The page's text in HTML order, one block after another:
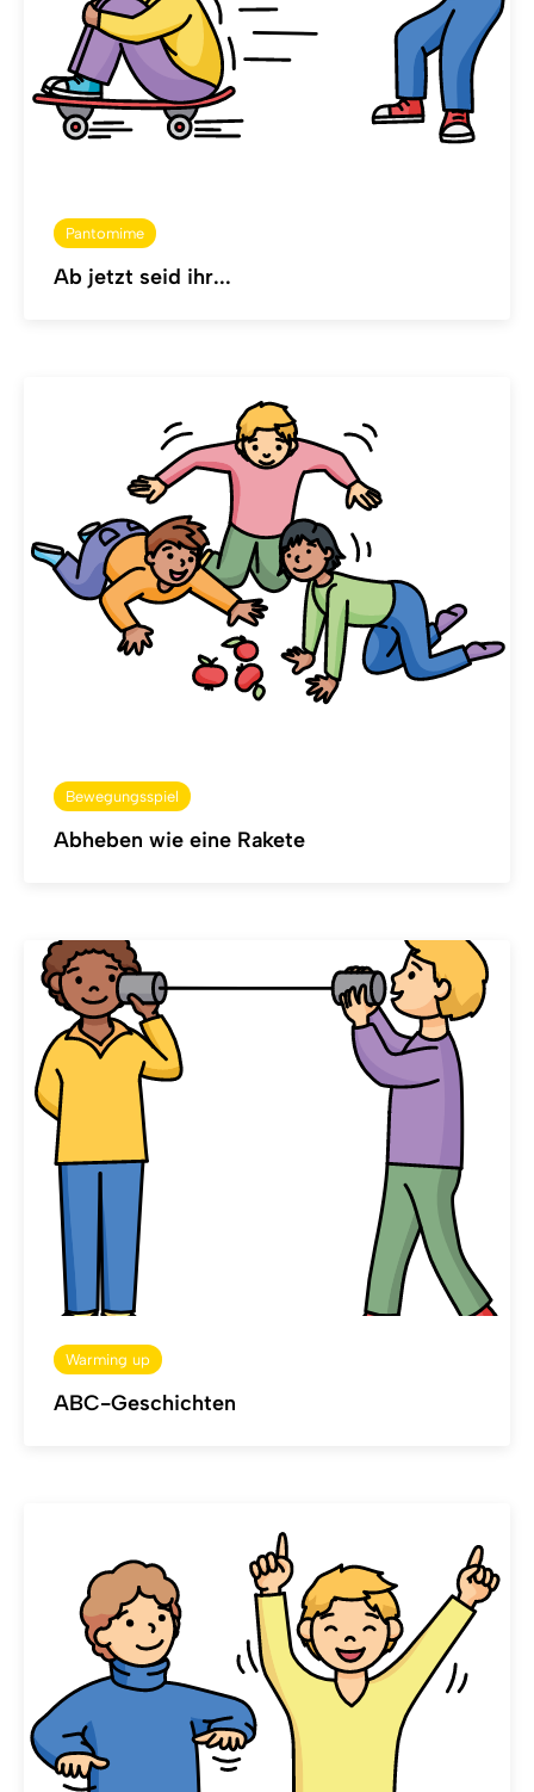
Pantomime
Ab jetzt seid ihr...
Bewegungsspiel
Abheben wie eine Rakete
Warming up
ABC-Geschichten